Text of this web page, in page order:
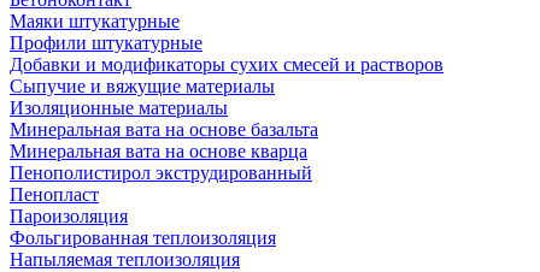
Маяки штукатурные
Профили штукатурные
Добавки и модификаторы сухих смесей и растворов
Сыпучие и вяжущие материалы
Изоляционные материалы
Минеральная вата на основе базальта
Минеральная вата на основе кварца
Пенополистирол экструдированный
Пенопласт
Пароизоляция
Фольгированная теплоизоляция
Напыляемая теплоизоляция